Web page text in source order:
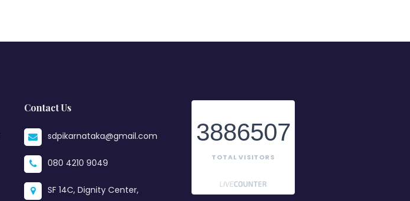
Contact Us
sdpikarnataka@gmail.com
080 4210 9049
SF 14C, Dignity Center,
3886507
TOTAL VISITORS